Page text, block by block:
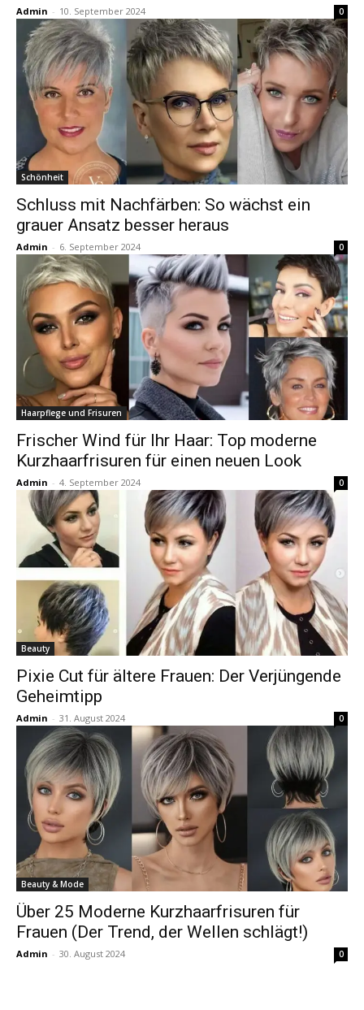
Admin - 10. September 2024 0
Schönheit
Schluss mit Nachfärben: So wächst ein
grauer Ansatz besser heraus
Admin - 6. September 2024 0
Haarpflege und Frisuren
Frischer Wind für Ihr Haar: Top moderne
Kurzhaarfrisuren für einen neuen Look
Admin - 4. September 2024 0
Beauty
Pixie Cut für ältere Frauen: Der Verjüngende
Geheimtipp
Admin - 31. August 2024 0
Beauty & Mode
Über 25 Moderne Kurzhaarfrisuren für
Frauen (Der Trend, der Wellen schlägt!)
Admin - 30. August 2024 0